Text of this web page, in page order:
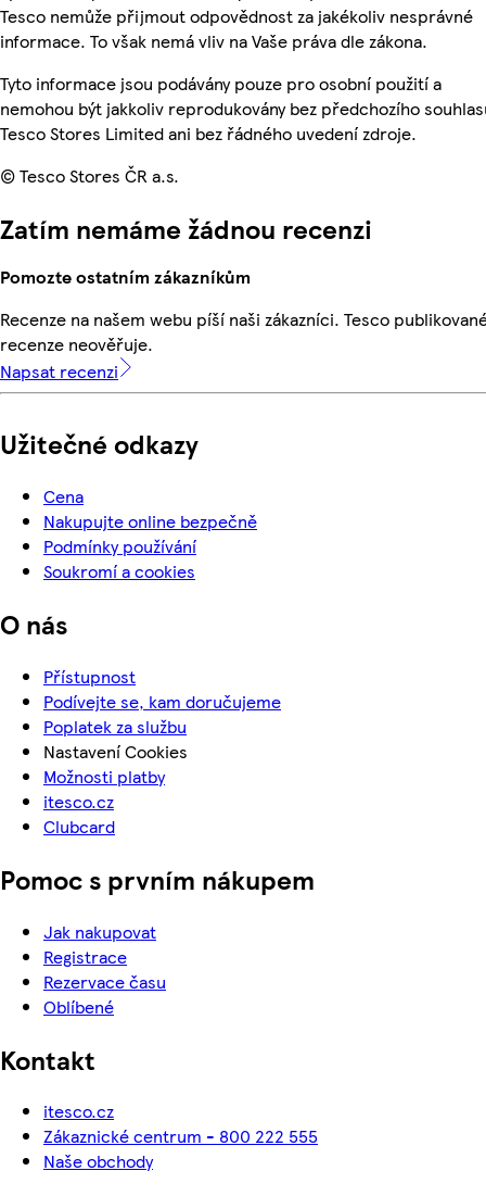
Tesco nemůže přijmout odpovědnost za jakékoliv nesprávné
informace. To však nemá vliv na Vaše práva dle zákona.
Tyto informace jsou podávány pouze pro osobní použití a
nemohou být jakkoliv reprodukovány bez předchozího
Tesco Stores Limited ani bez řádného uvedení zdroje.
© Tesco Stores ČR a.s.
Zatím nemáme žádnou recenzi
Pomozte ostatním zákazníkům
Recenze na našem webu píší naši zákazníci. Tesco
recenze neověřuje.
Napsat recenzi
Užitečné odkazy
Cena
Nakupujte online bezpečně
Podmínky používání
Soukromí a cookies
O nás
Přístupnost
Podívejte se, kam doručujeme
Poplatek za službu
Nastavení Cookies
Možnosti platby
itesco.cz
Clubcard
Pomoc s prvním nákupem
Jak nakupovat
Registrace
Rezervace času
Oblíbené
Kontakt
itesco.cz
Zákaznické centrum - 800 222 555
Naše obchody